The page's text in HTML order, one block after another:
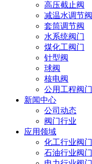
高压截止阀
减温水调节阀
套筒调节阀
水系统阀门
煤化工阀门
针型阀
球阀
核电阀
公用工程阀门
新闻中心
公司动态
阀门行业
应用领域
化工行业阀门
石油行业阀门